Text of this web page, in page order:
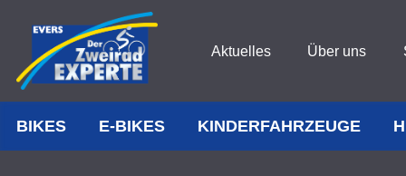
Aktuelles Über uns
BIKES E-BIKES KINDERFAHRZEUGE